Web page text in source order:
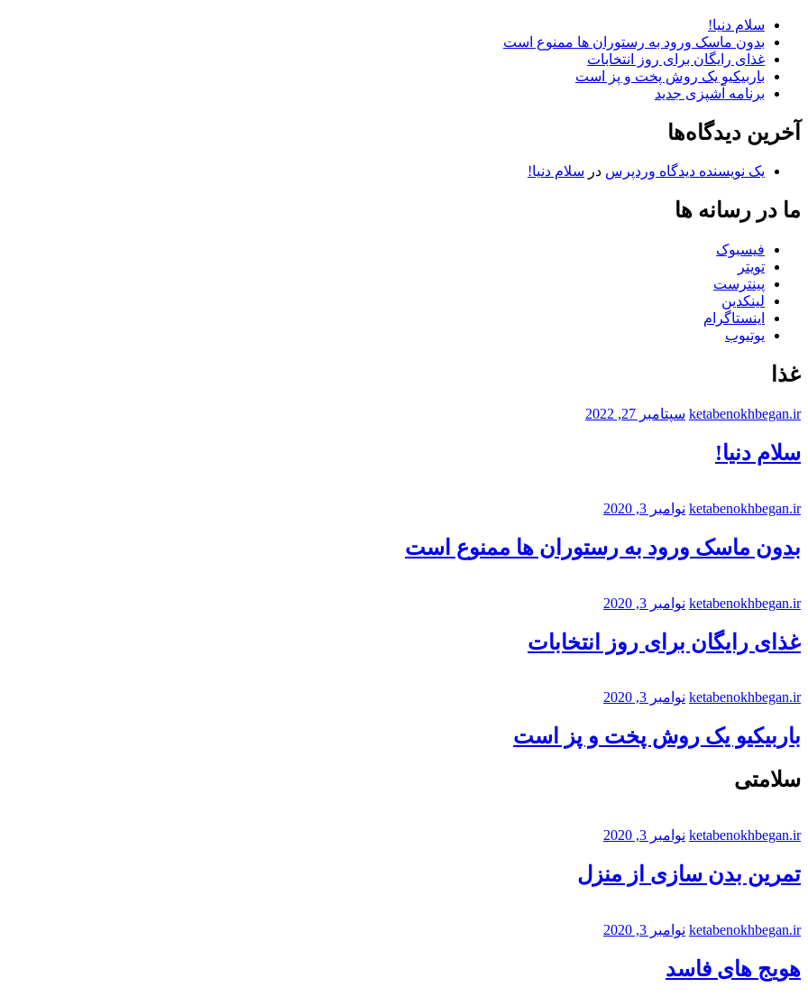
سلام دنیا!
بدون ماسک ورود به رستوران ها ممنوع است
غذای رایگان برای روز انتخابات
باربیکیو یک روش پخت و پز است
برنامه آشپزی جدید
آخرین دیدگاه‌ها
یک نویسنده دیدگاه وردپرس در سلام دنیا!
ما در رسانه ها
فیسبوک
تویتر
پینترست
لینکدین
اینستاگرام
یوتیوب
غذا
ketabenokhbegan.ir سپتامبر 27, 2022
سلام دنیا!
ketabenokhbegan.ir نوامبر 3, 2020
بدون ماسک ورود به رستوران ها ممنوع است
ketabenokhbegan.ir نوامبر 3, 2020
غذای رایگان برای روز انتخابات
ketabenokhbegan.ir نوامبر 3, 2020
باربیکیو یک روش پخت و پز است
سلامتی
ketabenokhbegan.ir نوامبر 3, 2020
تمرین بدن سازی از منزل
ketabenokhbegan.ir نوامبر 3, 2020
هویج های فاسد